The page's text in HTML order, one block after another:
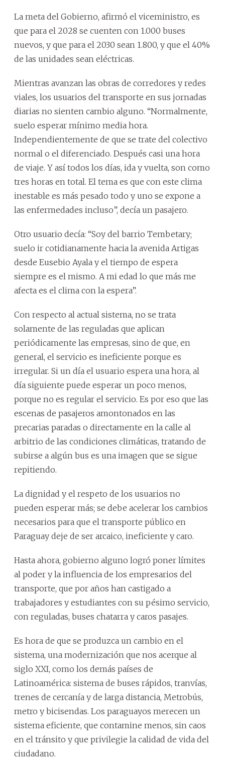
La meta del Gobierno, afirmó el viceministro, es
que para el 2028 se cuenten con 1.000 buses
nuevos, y que para el 2030 sean 1.800, y que el 40%
de las unidades sean eléctricas.
Mientras avanzan las obras de corredores y redes
viales, los usuarios del transporte en sus jornadas
diarias no sienten cambio alguno. “Normalmente,
suelo esperar mínimo media hora.
Independientemente de que se trate del colectivo
normal o el diferenciado. Después casi una hora
de viaje. Y así todos los días, ida y vuelta, son como
tres horas en total. El tema es que con este clima
inestable es más pesado todo y uno se expone a
las enfermedades incluso”, decía un pasajero.
Otro usuario decía: “Soy del barrio Tembetary;
suelo ir cotidianamente hacia la avenida Artigas
desde Eusebio Ayala y el tiempo de espera
siempre es el mismo. A mi edad lo que más me
afecta es el clima con la espera”.
Con respecto al actual sistema, no se trata
solamente de las reguladas que aplican
periódicamente las empresas, sino de que, en
general, el servicio es ineficiente porque es
irregular. Si un día el usuario espera una hora, al
día siguiente puede esperar un poco menos,
porque no es regular el servicio. Es por eso que las
escenas de pasajeros amontonados en las
precarias paradas o directamente en la calle al
arbitrio de las condiciones climáticas, tratando de
subirse a algún bus es una imagen que se sigue
repitiendo.
La dignidad y el respeto de los usuarios no
pueden esperar más; se debe acelerar los cambios
necesarios para que el transporte público en
Paraguay deje de ser arcaico, ineficiente y caro.
Hasta ahora, gobierno alguno logró poner límites
al poder y la influencia de los empresarios del
transporte, que por años han castigado a
trabajadores y estudiantes con su pésimo servicio,
con reguladas, buses chatarra y caros pasajes.
Es hora de que se produzca un cambio en el
sistema, una modernización que nos acerque al
siglo XXI, como los demás países de
Latinoamérica: sistema de buses rápidos, tranvías,
trenes de cercanía y de larga distancia, Metrobús,
metro y bicisendas. Los paraguayos merecen un
sistema eficiente, que contamine menos, sin caos
en el tránsito y que privilegie la calidad de vida del
ciudadano.